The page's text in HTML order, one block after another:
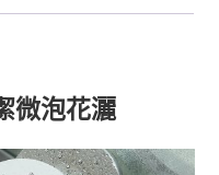
微泡花灑